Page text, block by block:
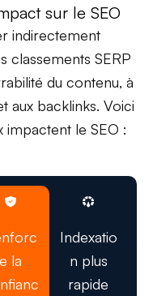
sur le SEO
indirectement
classements SERP
du contenu, à
aux backlinks. Voici
impactent le SEO :
e la
Indexatio
n plus
rapide